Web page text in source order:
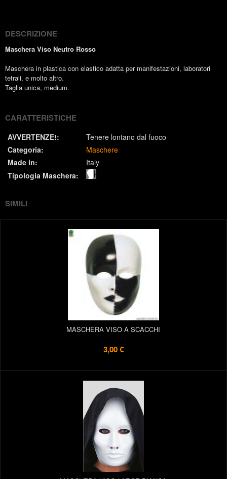
DESCRIZIONE
Maschera Viso Neutro Rosso
Maschera in plastica con elastico adatta per manifestazioni, laboratori
tetrali, e molto altro.
Taglia unica, medium.
CARATTERISTICHE
AVVERTENZE!:
Tenere lontano dal fuoco
Categoria:
Maschere
Made in:
Italy
Tipologia Maschera:
SIMILI
MASCHERA VISO A SCACCHI
3,00 €